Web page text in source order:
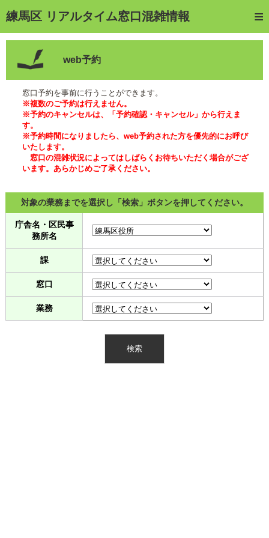
練馬区 リアルタイム窓口混雑情報
トップページ
web予約
予約確認・キャンセル
窓口混雑状況
待ち状況確認
交付状況確認
混雑予想カレンダー
web予約
窓口予約を事前に行うことができます。
※複数のご予約は行えません。
※予約のキャンセルは、「予約確認・キャンセル」から行えま
す。
※予約時間になりましたら、web予約された方を優先的にお呼び
いたします。
窓口の混雑状況によってはしばらくお待ちいただく場合がござ
います。あらかじめご了承ください。
対象の業務までを選択し「検索」ボタンを押してください。
庁舎名・区民事
務所名
課
窓口
業務